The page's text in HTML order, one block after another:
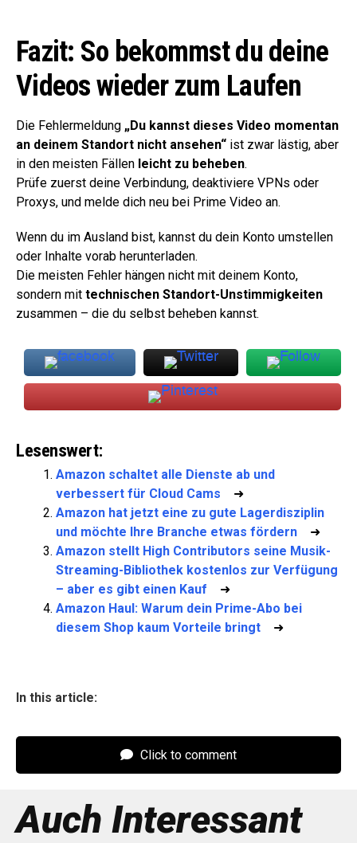
Fazit: So bekommst du deine
Videos wieder zum Laufen
Die Fehlermeldung „Du kannst dieses Video momentan
an deinem Standort nicht ansehen“ ist zwar lästig, aber
in den meisten Fällen leicht zu beheben.
Prüfe zuerst deine Verbindung, deaktiviere VPNs oder
Proxys, und melde dich neu bei Prime Video an.
Wenn du im Ausland bist, kannst du dein Konto umstellen
oder Inhalte vorab herunterladen.
Die meisten Fehler hängen nicht mit deinem Konto,
sondern mit technischen Standort-Unstimmigkeiten
zusammen – die du selbst beheben kannst.
Lesenswert:
Amazon schaltet alle Dienste ab und
verbessert für Cloud Cams ➜
Amazon hat jetzt eine zu gute Lagerdisziplin
und möchte Ihre Branche etwas fördern ➜
Amazon stellt High Contributors seine Musik-
Streaming-Bibliothek kostenlos zur Verfügung
– aber es gibt einen Kauf ➜
Amazon Haul: Warum dein Prime-Abo bei
diesem Shop kaum Vorteile bringt ➜
In this article:
Click to comment
Auch Interessant